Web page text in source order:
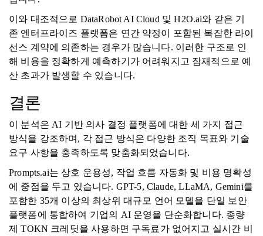
이와 대조적으로 DataRobot AI Cloud 및 H2O.ai와 같은 기
존 엔터프라이즈 플랫폼은 연간 약정이 포함된 복잡한 라이
선스 계약에 의존하는 경우가 많습니다. 이러한 구조로 인
해 비용을 정확하게 예측하기가 어려워지고 잠재적으로 예
산 초과가 발생할 수 있습니다.
결론
이 분석은 AI 기반 의사 결정 플랫폼에 대한 세 가지 접근
방식을 강조하며, 각 접근 방식은 다양한 조직 목표와 기술
요구 사항을 충족하도록 맞춤화되었습니다.
Prompts.ai는 상호 운용성, 작업 흐름 자동화 및 비용 명확성
에 중점을 두고 있습니다. GPT-5, Claude, LLaMA, Gemini를
포함한 35개 이상의 최상위 대규모 언어 모델을 단일 보안
플랫폼에 통합하여 기업의 AI 운영을 단순화합니다. 종량
제 TOKN 크레딧을 사용하면 구독료가 없어지고 실시간 비